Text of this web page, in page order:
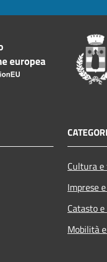
Cultura
Imprese
Catasto
Mobilità